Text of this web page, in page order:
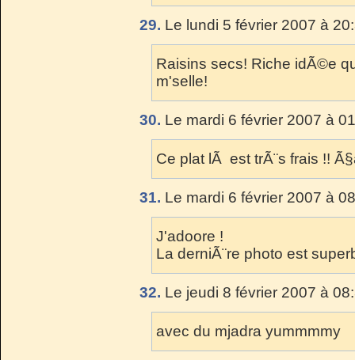
29. Le lundi 5 février 2007 à
Raisins secs! Riche idÃ©e
m'selle!
30. Le mardi 6 février 2007 à
Ce plat lÃ est trÃ¨s frais !!
31. Le mardi 6 février 2007 à
J'adoore !
La derniÃ¨re photo est
32. Le jeudi 8 février 2007 à
avec du mjadra yummmmy